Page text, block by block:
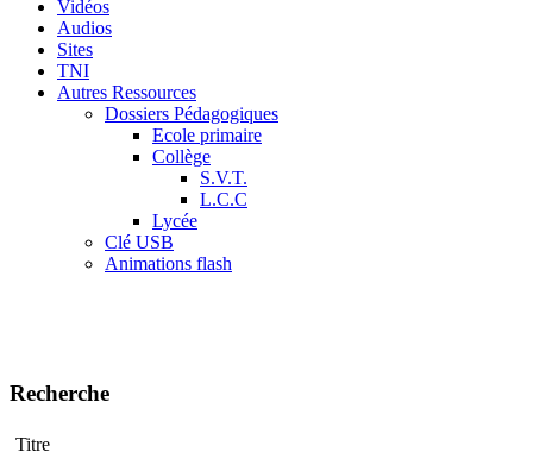
Vidéos
Audios
Sites
TNI
Autres Ressources
Dossiers Pédagogiques
Ecole primaire
Collège
S.V.T.
L.C.C
Lycée
Clé USB
Animations flash
Recherche
Titre